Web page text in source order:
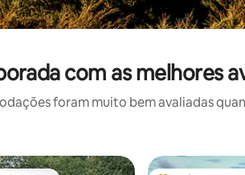
com as melhores
foram muito bem avaliadas